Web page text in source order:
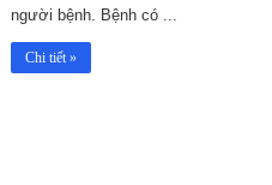
người bệnh. Bệnh có ...
Chi tiết »